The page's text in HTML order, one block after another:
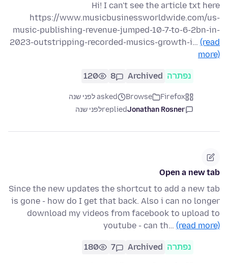
Hi! I can't see the article txt here
https://www.musicbusinessworldwide.com/us-
music-publishing-revenue-jumped-10-7-to-6-2bn-in-
2023-outstripping-recorded-musics-growth-i… (read
more)
נפתרה Archived
8
120
Firefox
Browse
asked לפני שנה
Jonathan Rosner
repliedלפני שנה
Open a new tab
Since the new updates the shortcut to add a new tab
is gone - how do I get that back. Also i can no longer
download my videos from facebook to upload to
youtube - can th… (read more)
נפתרה Archived
7
180